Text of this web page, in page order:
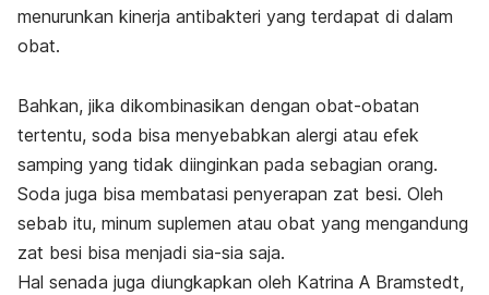
menurunkan kinerja antibakteri yang terdapat di dalam
obat.
Bahkan, jika dikombinasikan dengan obat-obatan
tertentu, soda bisa menyebabkan alergi atau efek
samping yang tidak diinginkan pada sebagian orang.
Soda juga bisa membatasi penyerapan zat besi. Oleh
sebab itu, minum suplemen atau obat yang mengandung
zat besi bisa menjadi sia-sia saja.
Hal senada juga diungkapkan oleh Katrina A Bramstedt,